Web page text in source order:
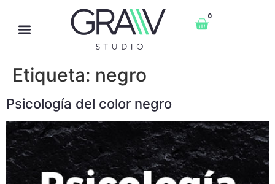
0
Etiqueta: negro
Psicología del color negro